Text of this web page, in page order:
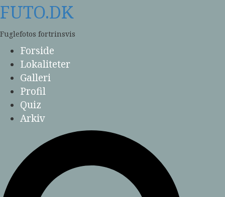
Skip
to
content
FUTO.DK
Fuglefotos fortrinsvis
Forside
Lokaliteter
Galleri
Profil
Quiz
Arkiv